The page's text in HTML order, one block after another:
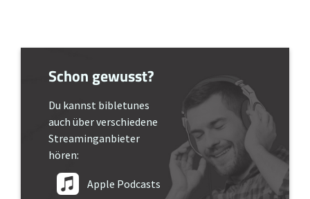
Schon gewusst?
Du kannst bibletunes
auch über verschiedene
Streaminganbieter
hören:
Apple Podcasts